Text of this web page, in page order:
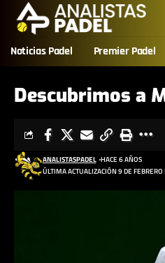
Noticias Padel Premier Padel
Descubrimos a
ÚLTIMA ACTUALIZACIÓN 9 DE
ANALISTASPADEL HACE 6 AÑOS